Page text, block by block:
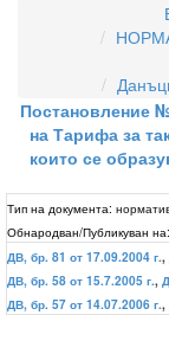
Постановление
на Тарифа за
които се
Тип на документа:
Обнародван/Публикуван на:
ДВ, бр. 81 от 17.09.2004 г.,
ДВ, бр. 58 от 15.7.2005 г.,
ДВ, бр. 57 от 14.07.2006 г.,